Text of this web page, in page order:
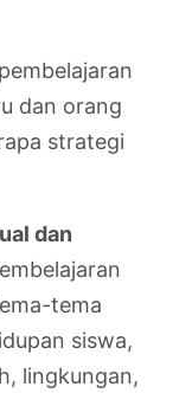
dan orang
strategi
dan
tema
siswa,
lingkungan,